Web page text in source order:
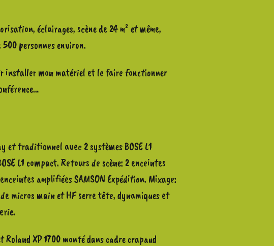
éclairages, scène de 24 m² et même,
personnes environ.
installer mon matériel et le faire fonctionner
traditionnel avec 2 systèmes BOSE L1
L1 compact. Retours de scène: 2 enceintes
amplifiées SAMSON Expédition. Mixage:
micros main et HF serre tête, dynamiques et
Roland XP 1700 monté dans cadre crapaud